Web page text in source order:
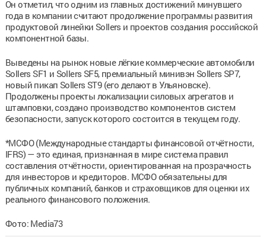
Он отметил, что одним из главных достижений минувшего
года в компании считают продолжение программы развития
продуктовой линейки Sollers и проектов создания российской
компонентной базы.
Выведены на рынок новые лёгкие коммерческие автомобили
Sollers SF1 и Sollers SF5, премиальный минивэн Sollers SP7,
новый пикап Sollers ST9 (его делают в Ульяновске).
Продолжены проекты локализации силовых агрегатов и
штамповки, создано производство компонентов систем
безопасности, запуск которого состоится в текущем году.
*МСФО (Международные стандарты финансовой отчётности,
IFRS) — это единая, признанная в мире система правил
составления отчётности, ориентированная на прозрачность
для инвесторов и кредиторов. МСФО обязательны для
публичных компаний, банков и страховщиков для оценки их
реального финансового положения.
Фото: Media73